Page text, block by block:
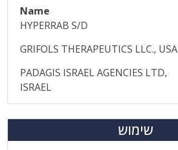
Name
HYPERRAB S/D
GRIFOLS THERAPEUTICS LLC., USA
PADAGIS ISRAEL AGENCIES LTD,
ISRAEL
שימוש